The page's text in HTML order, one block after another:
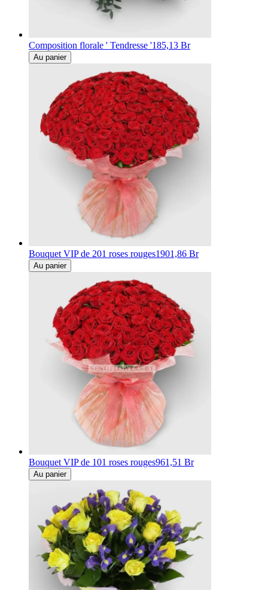
Composition florale ' Tendresse '185,13 Br
Au panier
Bouquet VIP de 201 roses rouges1901,86 Br
Au panier
Bouquet VIP de 101 roses rouges961,51 Br
Au panier